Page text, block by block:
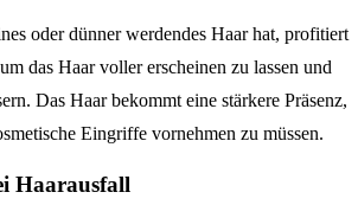
oder dünner werdendes Haar hat, profitiert
das Haar voller erscheinen zu lassen und
Das Haar bekommt eine stärkere Präsenz,
Eingriffe vornehmen zu müssen.
Haarausfall